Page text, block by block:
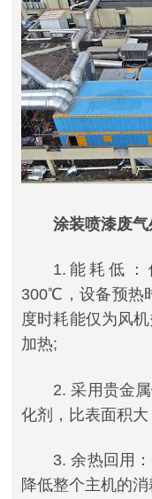
涂装喷漆废气
1.能耗低：
300℃，设备预热
度时耗能仅为风
加热;
2. 采用贵金
化剂，比表面积
3. 余热回用
降低整个主机的